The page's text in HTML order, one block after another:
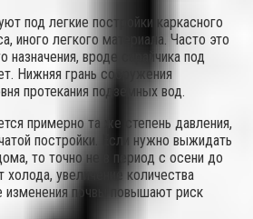
под легкие постройки каркасного
иного легкого материала. Часто это
назначения, вроде сарайчика под
Нижняя грань сооружения
протекания подземных вод.
примерно та же степень давления,
постройки. Если нужно выжидать
то точно не в период с осени до
холода, увеличение количества
изменения почвы повышают риск